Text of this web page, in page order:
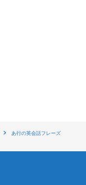
あ行の英会話フレーズ